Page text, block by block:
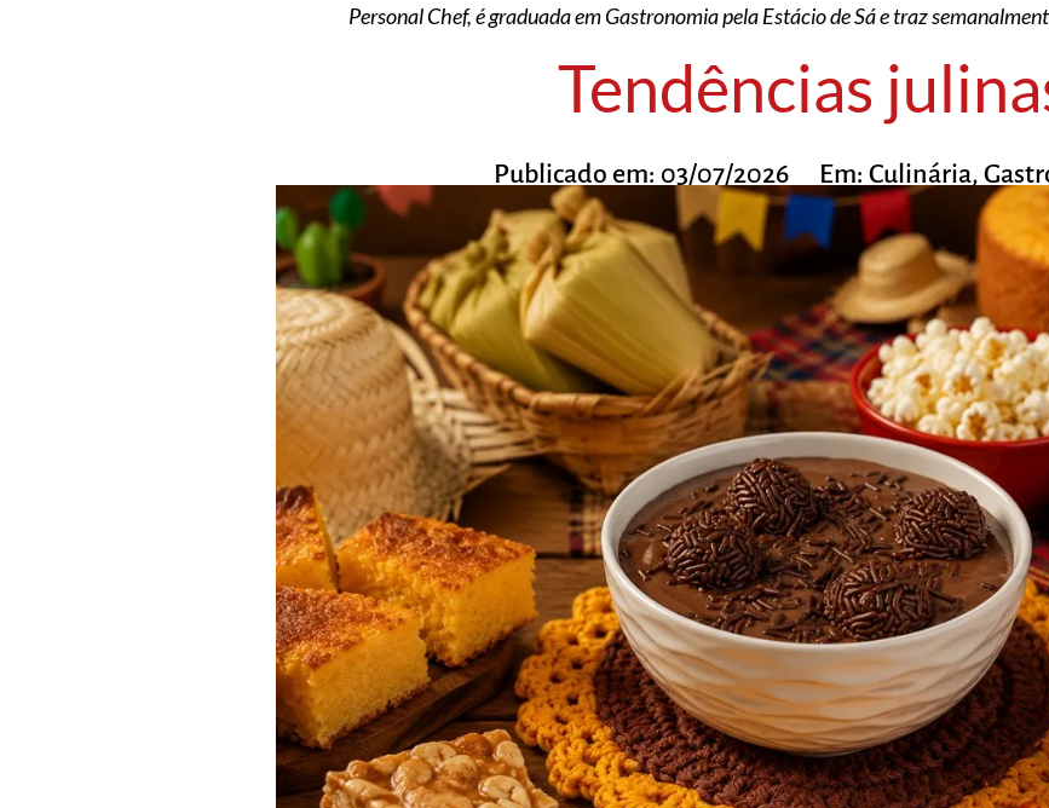
Personal Chef, é graduada em Gastronomia pela Estácio de Sá e traz
Tendências
Publicado em: 03/07/2026 Em: Culinária,